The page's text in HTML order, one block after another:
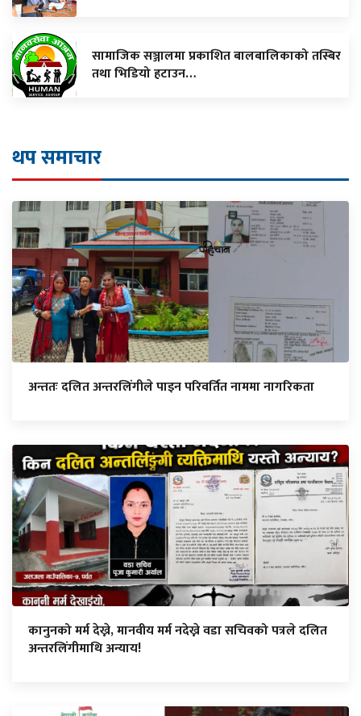
सामाजिक सञ्जालमा प्रकाशित बालबालिकाको तस्बिर
तथा भिडियो हटाउन…
थप समाचार
अन्ततः दलित अन्तरलिंगीले पाइन परिवर्तित नाममा नागरिकता
कानुनको मर्म देख्ने, मानवीय मर्म नदेख्ने वडा सचिवको पत्रले दलित
अन्तरलिंगीमाथि अन्याय!